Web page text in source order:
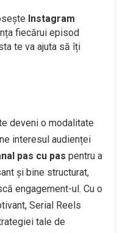
Instagram
fiecărui episod
te va ajuta să îți
deveni o modalitate
interesul audienței
pas cu pas pentru a
și bine structurat,
engagement-ul. Cu o
Serial Reels
tale de